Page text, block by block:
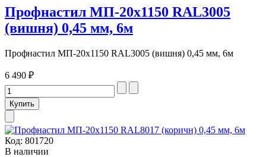
Профнастил МП-20х1150 RAL3005
(вишня) 0,45 мм, 6м
Профнастил МП-20х1150 RAL3005 (вишня) 0,45 мм, 6м
6 490 ₽
Код: 801720
В наличии